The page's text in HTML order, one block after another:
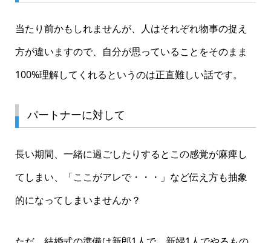
当たり前かもしれませんが、人はそれぞれ物事の捉え
方が違いますので、自分が思っていることをそのまま
100%理解してくれるというのは正直難しい話です。
パートナーに対して
長い期間、一緒に過ごしたりするとこの感覚が麻痺し
てしまい、「ここがアレで・・・」など伝え方も抽象
的になってしまいませんか？